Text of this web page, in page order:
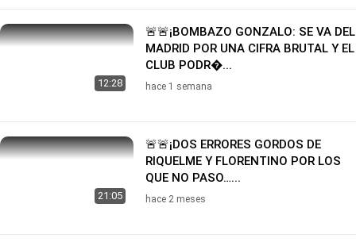
12:28
🚨🚨¡BOMBAZO GONZALO: SE VA DEL
MADRID POR UNA CIFRA BRUTAL Y EL
CLUB PODR�...
hace 1 semana
21:05
🚨🚨¡DOS ERRORES GORDOS DE
RIQUELME Y FLORENTINO POR LOS
QUE NO PASO…...
hace 2 meses